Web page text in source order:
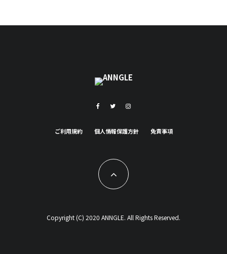
ご利用規約 個人情報保護方針 免責事項
Copyright (C) 2020 ANNGLE. All Rights Reserved.